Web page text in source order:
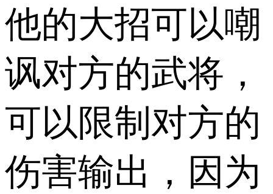
他的大招可以嘲
讽对方的武将，
可以限制对方的
伤害输出，因为